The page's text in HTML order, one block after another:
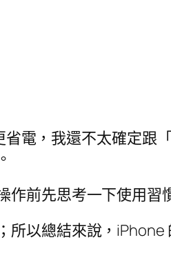
電，我還不太確定跟
前先思考一下使用習
以總結來說，